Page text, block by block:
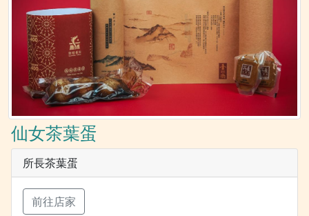
仙女茶葉蛋
所長茶葉蛋
前往店家